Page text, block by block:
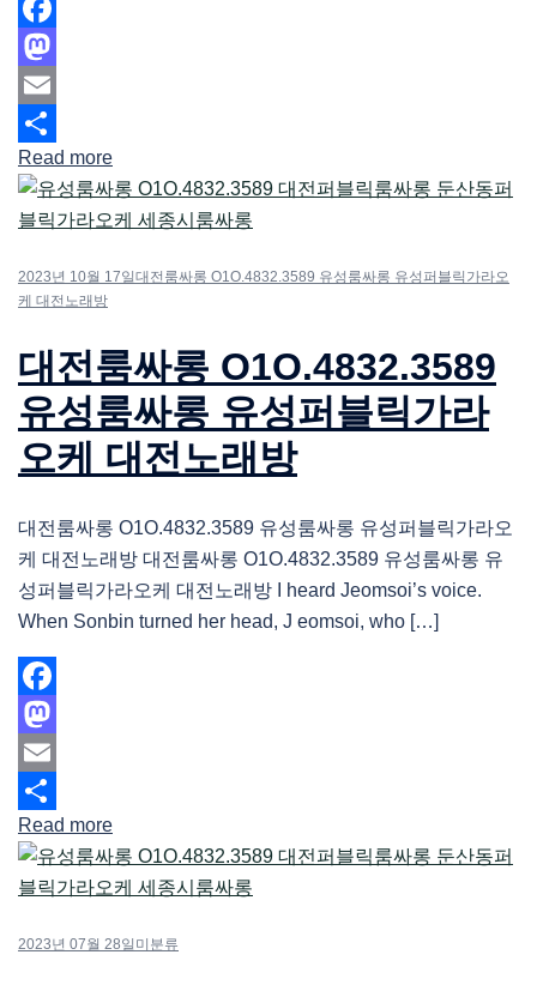
Facebook
Mastodon
Email
Share
Read more
2023년 10월 17일대전룸싸롱 O1O.4832.3589 유성룸싸롱 유성퍼블릭가라오
케 대전노래방
대전룸싸롱 O1O.4832.3589
유성룸싸롱 유성퍼블릭가라
오케 대전노래방
대전룸싸롱 O1O.4832.3589 유성룸싸롱 유성퍼블릭가라오
케 대전노래방 대전룸싸롱 O1O.4832.3589 유성룸싸롱 유
성퍼블릭가라오케 대전노래방 I heard Jeomsoi’s voice.
When Sonbin turned her head, J eomsoi, who […]
Facebook
Mastodon
Email
Share
Read more
2023년 07월 28일 미분류